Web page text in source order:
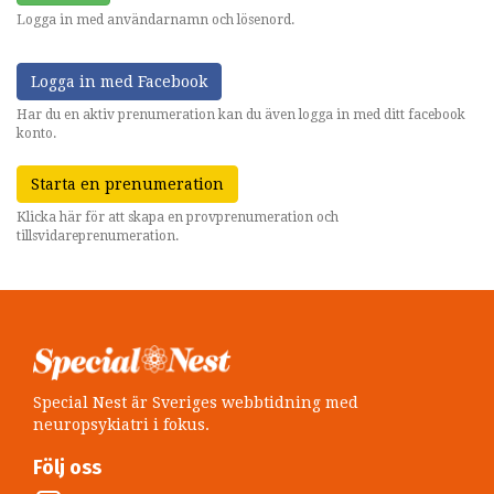
Logga in med användarnamn och lösenord.
Logga in med Facebook
Har du en aktiv prenumeration kan du även logga in med ditt facebook
konto.
Starta en prenumeration
Klicka här för att skapa en provprenumeration och
tillsvidareprenumeration.
Special Nest är Sveriges webbtidning med
neuropsykiatri i fokus.
Följ oss